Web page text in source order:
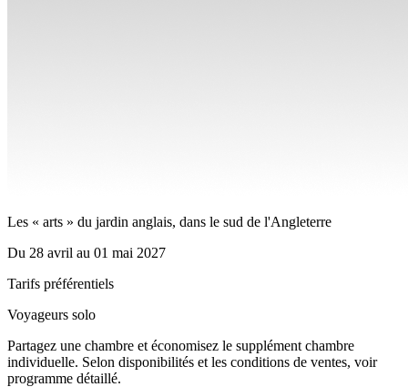
Les « arts » du jardin anglais, dans le sud de l'Angleterre
Du 28 avril au 01 mai 2027
Tarifs préférentiels
Voyageurs solo
Partagez une chambre et économisez le supplément chambre
individuelle. Selon disponibilités et les conditions de ventes, voir
programme détaillé.